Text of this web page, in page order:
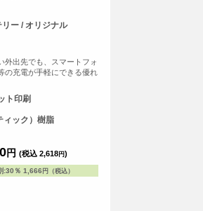
ー / オリジナル
外出先でも、スマートフォ
の充電が手軽にできる優れ
ト印刷
ィック）樹脂
円 (税込 2,618円)
:30％ 1,666 円（税込）